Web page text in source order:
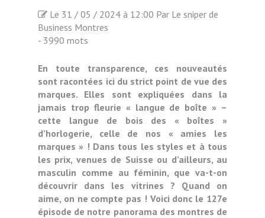
Le 31 / 05 / 2024 à 12:00 Par Le sniper de
Business Montres
- 3990 mots
En toute transparence, ces nouveautés
sont racontées ici du strict point de vue des
marques. Elles sont expliquées dans la
jamais trop fleurie « langue de boîte » –
cette langue de bois des « boîtes »
d’horlogerie, celle de nos « amies les
marques » ! Dans tous les styles et à tous
les prix, venues de Suisse ou d’ailleurs, au
masculin comme au féminin, que va-t-on
découvrir dans les vitrines ? Quand on
aime, on ne compte pas ! Voici donc le 127e
épisode de notre panorama des montres de